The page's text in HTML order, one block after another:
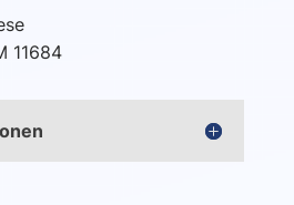
11684